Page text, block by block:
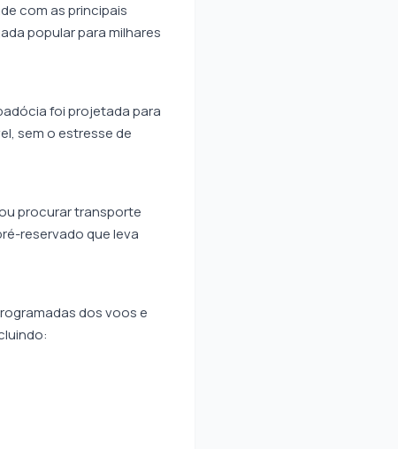
com as principais
popular para milhares
foi projetada para
sem o estresse de
procurar transporte
reservado que leva
dos voos e